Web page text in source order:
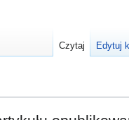
Czytaj Edytuj